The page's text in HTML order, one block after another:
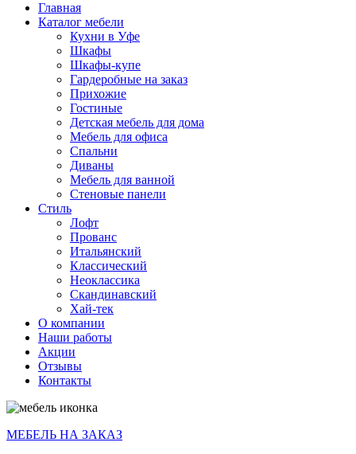
Главная
Каталог мебели
Кухни в Уфе
Шкафы
Шкафы-купе
Гардеробные на заказ
Прихожие
Гостиные
Детская мебель для дома
Мебель для офиса
Спальни
Диваны
Мебель для ванной
Стеновые панели
Стиль
Лофт
Прованс
Итальянский
Классический
Неоклассика
Скандинавский
Хай-тек
О компании
Наши работы
Акции
Отзывы
Контакты
МЕБЕЛЬ НА ЗАКАЗ